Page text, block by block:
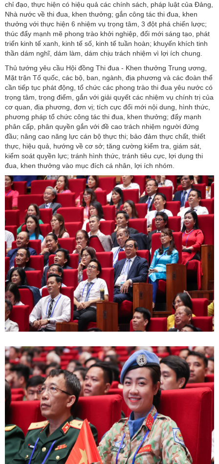
chỉ đạo, thực hiện có hiệu quả các chính sách, pháp luật của Đảng,
Nhà nước về thi đua, khen thưởng; gắn công tác thi đua, khen
thưởng với thực hiện 6 nhiệm vụ trọng tâm, 3 đột phá chiến lược;
thúc đẩy mạnh mẽ phong trào khởi nghiệp, đổi mới sáng tạo, phát
triển kinh tế xanh, kinh tế số, kinh tế tuần hoàn; khuyến khích tinh
thần dám nghĩ, dám làm, dám chịu trách nhiệm vì lợi ích chung.
Thủ tướng yêu cầu Hội đồng Thi đua - Khen thưởng Trung ương,
Mặt trận Tổ quốc, các bộ, ban, ngành, địa phương và các đoàn thể
cần tiếp tục phát động, tổ chức các phong trào thi đua yêu nước có
trọng tâm, trọng điểm, gắn với giải quyết các nhiệm vụ chính trị của
cơ quan, địa phương, đơn vị; tích cực đổi mới nội dung, hình thức,
phương pháp tổ chức công tác thi đua, khen thưởng; đẩy mạnh
phân cấp, phân quyền gắn với đề cao trách nhiệm người đứng
đầu; nâng cao năng lực cán bộ thực thi; bảo đảm thực chất, thiết
thực, hiệu quả, hướng về cơ sở; tăng cường kiểm tra, giám sát,
kiểm soát quyền lực; tránh hình thức, tránh tiêu cực, lợi dụng thi
đua, khen thưởng vào mục đích cá nhân, lợi ích nhóm.